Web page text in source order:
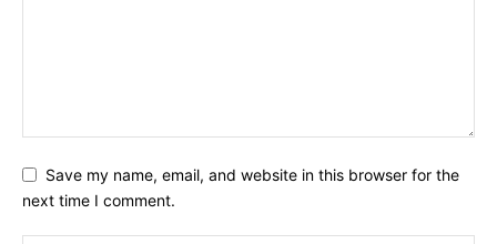
Save my name, email, and website in this browser for the
next time I comment.